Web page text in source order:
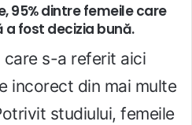
95% dintre femeile care
fost decizia bună.
care s-a referit aici
incorect din mai multe
studiului, femeile